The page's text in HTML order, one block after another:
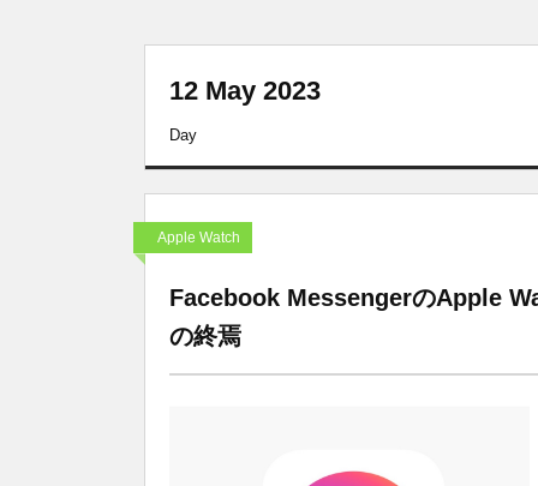
12 May 2023
Day
Apple Watch
Facebook MessengerのApple
の終焉